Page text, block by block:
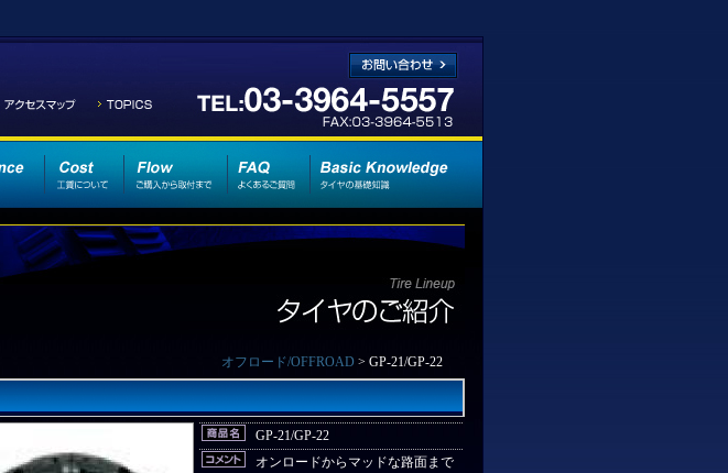
オフロード/OFFROAD > GP-21/GP-22
GP-21/GP-22
オンロードからマッドな路面まで